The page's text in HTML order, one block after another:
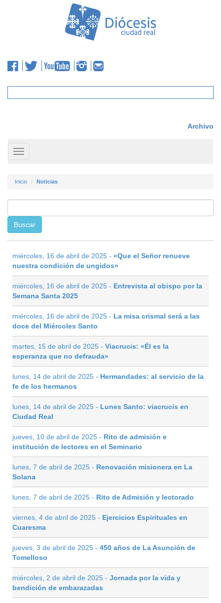
Archivo
Toggle
navigation
Inicio Noticias
miércoles, 16 de abril de 2025 - «Que el Señor renueve
nuestra condición de ungidos»
miércoles, 16 de abril de 2025 - Entrevista al obispo por la
Semana Santa 2025
miércoles, 16 de abril de 2025 - La misa crismal será a las
doce del Miércoles Santo
martes, 15 de abril de 2025 - Viacrucis: «Él es la
esperanza que no defrauda»
lunes, 14 de abril de 2025 - Hermandades: al servicio de la
fe de los hermanos
lunes, 14 de abril de 2025 - Lunes Santo: viacrucis en
Ciudad Real
jueves, 10 de abril de 2025 - Rito de admisión e
institución de lectores en el Seminario
lunes, 7 de abril de 2025 - Renovación misionera en La
Solana
lunes, 7 de abril de 2025 - Rito de Admisión y lectorado
viernes, 4 de abril de 2025 - Ejercicios Espirituales en
Cuaresma
jueves, 3 de abril de 2025 - 450 años de La Asunción de
Tomelloso
miércoles, 2 de abril de 2025 - Jornada por la vida y
bendición de embarazadas